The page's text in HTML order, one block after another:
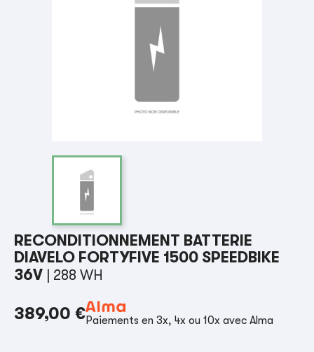
RECONDITIONNEMENT BATTERIE
DIAVELO FORTYFIVE 1500 SPEEDBIKE
36V
| 288 WH
389,00 €Paiements en 3x, 4x ou 10x avec Alma